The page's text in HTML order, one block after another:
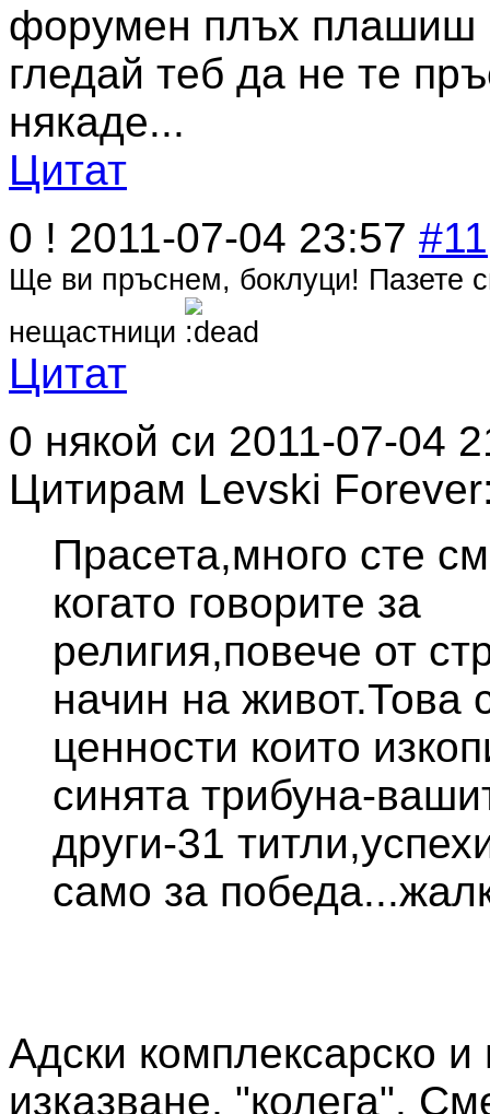
форумен плъх плашиш
гледай теб да не те
някаде...
Цитат
0 ! 2011-07-04 23:57 #11
Ще ви пръснем, боклуци! Пазете
нещастници
Цитат
0 някой си 2011-07-04
Цитирам Levski
Прасета,много сте
когато говорите за
религия,повече от
начин на живот.Това
ценности които
синята трибуна-
други-31
само за
Адски комплексарско
изказване, "колега".